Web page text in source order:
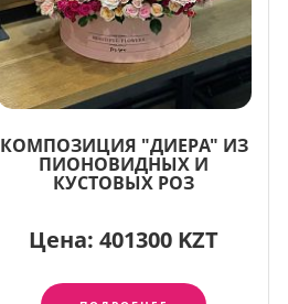
КОМПОЗИЦИЯ "ДИЕРА" ИЗ
ПИОНОВИДНЫХ И
КУСТОВЫХ РОЗ
Цена:401300 KZT